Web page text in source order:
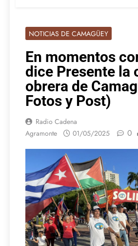
NOTICIAS DE CAMAGÜEY
En momentos
dice Presente la
obrera de
Fotos y Post)
Radio Cadena
Agramonte
01/05/2025 0